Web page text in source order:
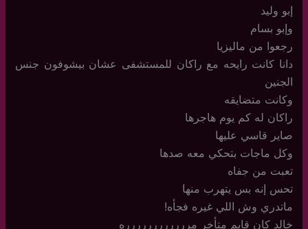
إبو وليد
وإبو بسام
رجعوا من ماليزيا
دانا كانت رايحه مع راكان للمستشفى عشان بيشوفون جنس
الجنين
وكانت متضايقه
راكان له كم يوم هاجرها
صاير قاسي عليها
وكل ماجات بتحكي معه صدها
تعبت من جفاه
تحس إنه بس يتهرب منها
ماتدري وش اللي غيره فجأه!
خالد كان قايم متأخر مرررررررررررره